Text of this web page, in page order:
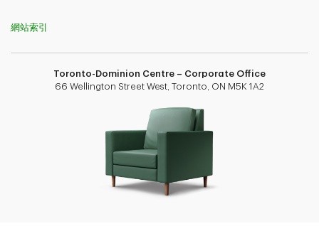
網站索引
Toronto-Dominion Centre – Corporate Office
66 Wellington Street West, Toronto, ON M5K 1A2